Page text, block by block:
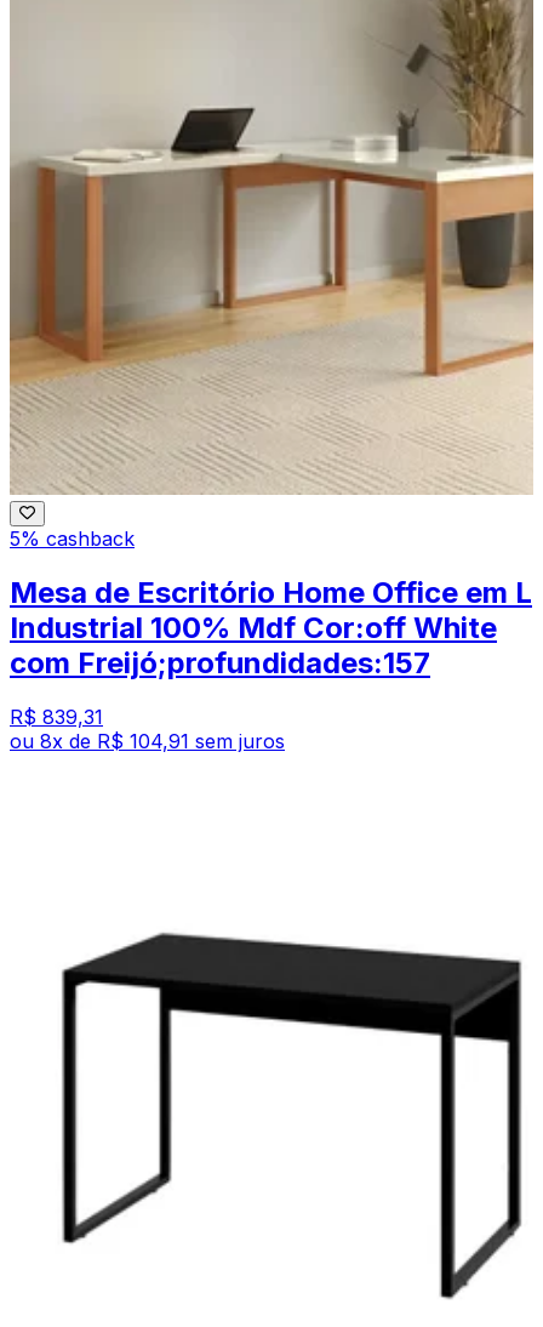
5% cashback
Mesa de Escritório Home Office em L
Industrial 100% Mdf Cor:off White
com Freijó;profundidades:157
R$ 839,31
ou 8x de R$ 104,91 sem juros